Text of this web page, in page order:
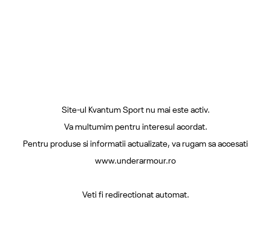
Site-ul Kvantum Sport nu mai este activ.
Va multumim pentru interesul acordat.
Pentru produse si informatii actualizate, va rugam sa accesati
www.underarmour.ro
Veti fi redirectionat automat.